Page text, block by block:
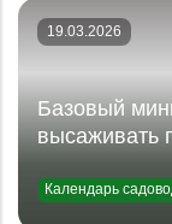
19.03.2026
Базовый
высаживать
Календарь